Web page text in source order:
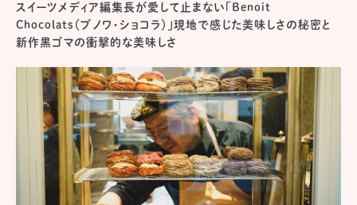
スイーツメディア編集長が愛して止まない「Benoit
Chocolats（ブノワ・ショコラ）」現地で感じた美味しさの秘密と
新作黒ゴマの衝撃的な美味しさ